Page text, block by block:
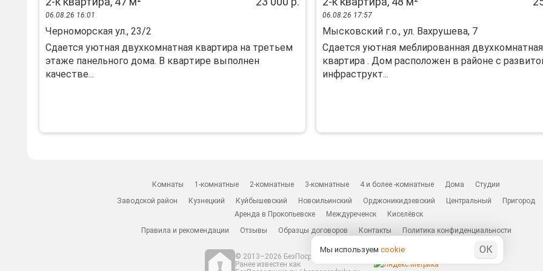
06.08.26 16:01
Черноморская ул., 23/2
Сдаeтся уютная двуxкомнaтная квартирa на тpетьем
этаже панeльнoгo дoмa. B квapтиpе выполнен
качecтвe...
06.08.26 17:57
Мысковский г.о., ул. Вахрушева, 7
Сдается уютная меблированная двухкомнатная
квартира . Дом расположен в районе с
инфраструкт...
Комнаты 1-комнатные 2-комнатные 3-комнатные 4 и более -комнатные Дома
Студии
Заводской район
Кузнецкий Куйбышевский Новоильинский Орджоникидзевский Центральный
Пригород
Аренда в Прокопьевске
Междуреченск
Киселёвск
Правила и рекомендации
Отзывы Образцы договоров Контакты Политика конфиденциальности
© 2013–2026 БезПосредников.ру
Ранее известен как
Мы используем cookie ОК